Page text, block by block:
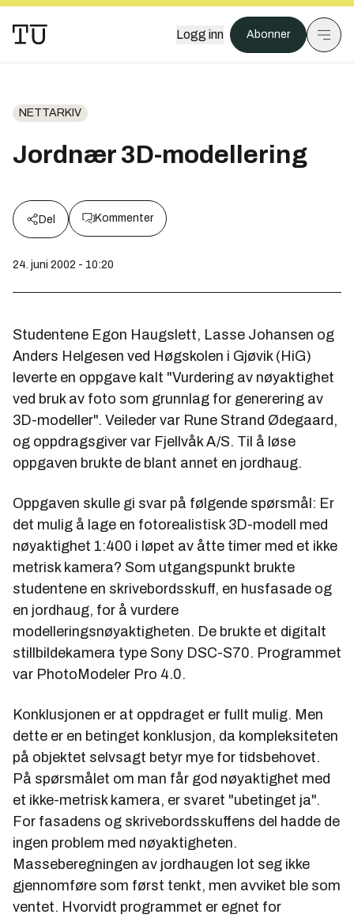
Logg inn Abonner
NETTARKIV
Jordnær 3D-modellering
Del Kommenter
24. juni 2002 - 10:20
Studentene Egon Haugslett, Lasse Johansen og
Anders Helgesen ved Høgskolen i Gjøvik (HiG)
leverte en oppgave kalt "Vurdering av nøyaktighet
ved bruk av foto som grunnlag for generering av
3D-modeller". Veileder var Rune Strand Ødegaard,
og oppdragsgiver var Fjellvåk A/S. Til å løse
oppgaven brukte de blant annet en jordhaug.
Oppgaven skulle gi svar på følgende spørsmål: Er
det mulig å lage en fotorealistisk 3D-modell med
nøyaktighet 1:400 i løpet av åtte timer med et ikke
metrisk kamera? Som utgangspunkt brukte
studentene en skrivebordsskuff, en husfasade og
en jordhaug, for å vurdere
modelleringsnøyaktigheten. De brukte et digitalt
stillbildekamera type Sony DSC-S70. Programmet
var PhotoModeler Pro 4.0.
Konklusjonen er at oppdraget er fullt mulig. Men
dette er en betinget konklusjon, da kompleksiteten
på objektet selvsagt betyr mye for tidsbehovet.
På spørsmålet om man får god nøyaktighet med
et ikke-metrisk kamera, er svaret "ubetinget ja".
For fasadens og skrivebordsskuffens del hadde de
ingen problem med nøyaktigheten.
Masseberegningen av jordhaugen lot seg ikke
gjennomføre som først tenkt, men avviket ble som
ventet. Hvorvidt programmet er egnet for